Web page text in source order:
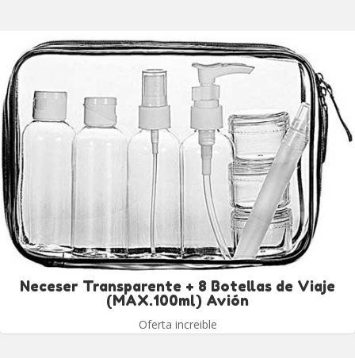
Neceser Transparente + 8 Botellas de Viaje
(MAX.100ml) Avión
Oferta increible